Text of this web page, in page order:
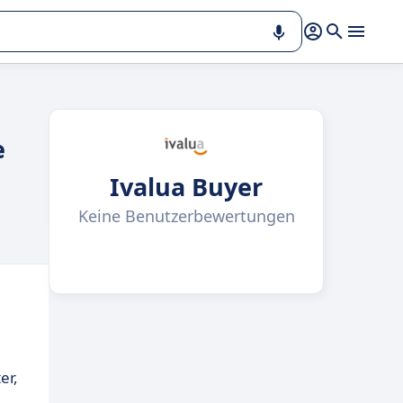
Ivalua Buyer
Keine Benutzerbewertungen